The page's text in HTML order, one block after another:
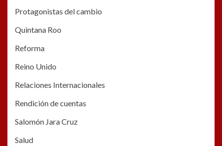
Protagonistas del cambio
Quintana Roo
Reforma
Reino Unido
Relaciones Internacionales
Rendición de cuentas
Salomón Jara Cruz
Salud